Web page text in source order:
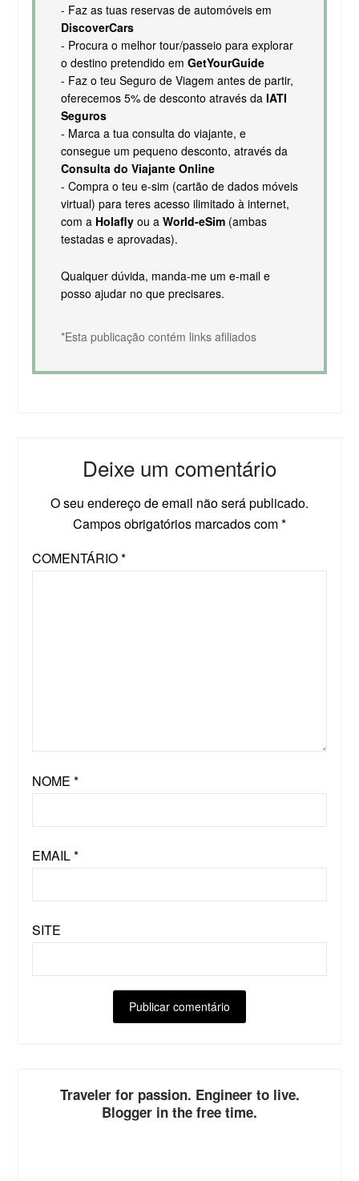
- Faz as tuas reservas de automóveis em
DiscoverCars
- Procura o melhor tour/passeio para explorar
o destino pretendido em GetYourGuide
- Faz o teu Seguro de Viagem antes de partir,
oferecemos 5% de desconto através da IATI
Seguros
- Marca a tua consulta do viajante, e
consegue um pequeno desconto, através da
Consulta do Viajante Online
- Compra o teu e-sim (cartão de dados móveis
virtual) para teres acesso ilimitado à internet,
com a Holaflyou a World-eSim(ambas
testadas e aprovadas).
Qualquer dúvida, manda-me um e-mail e
posso ajudar no que precisares.
*Esta publicação contém links afiliados
Deixe um comentário
O seu endereço de email não será publicado.
Campos obrigatórios marcados com*
COMENTÁRIO*
NOME *
EMAIL*
SITE
Traveler for passion. Engineer to live.
Blogger in the free time.